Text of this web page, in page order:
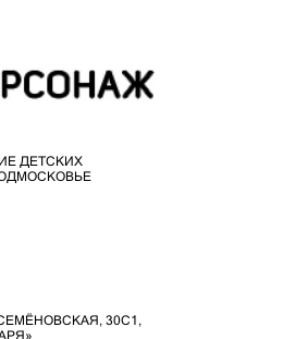
ДЕТСКИХ
30С1,